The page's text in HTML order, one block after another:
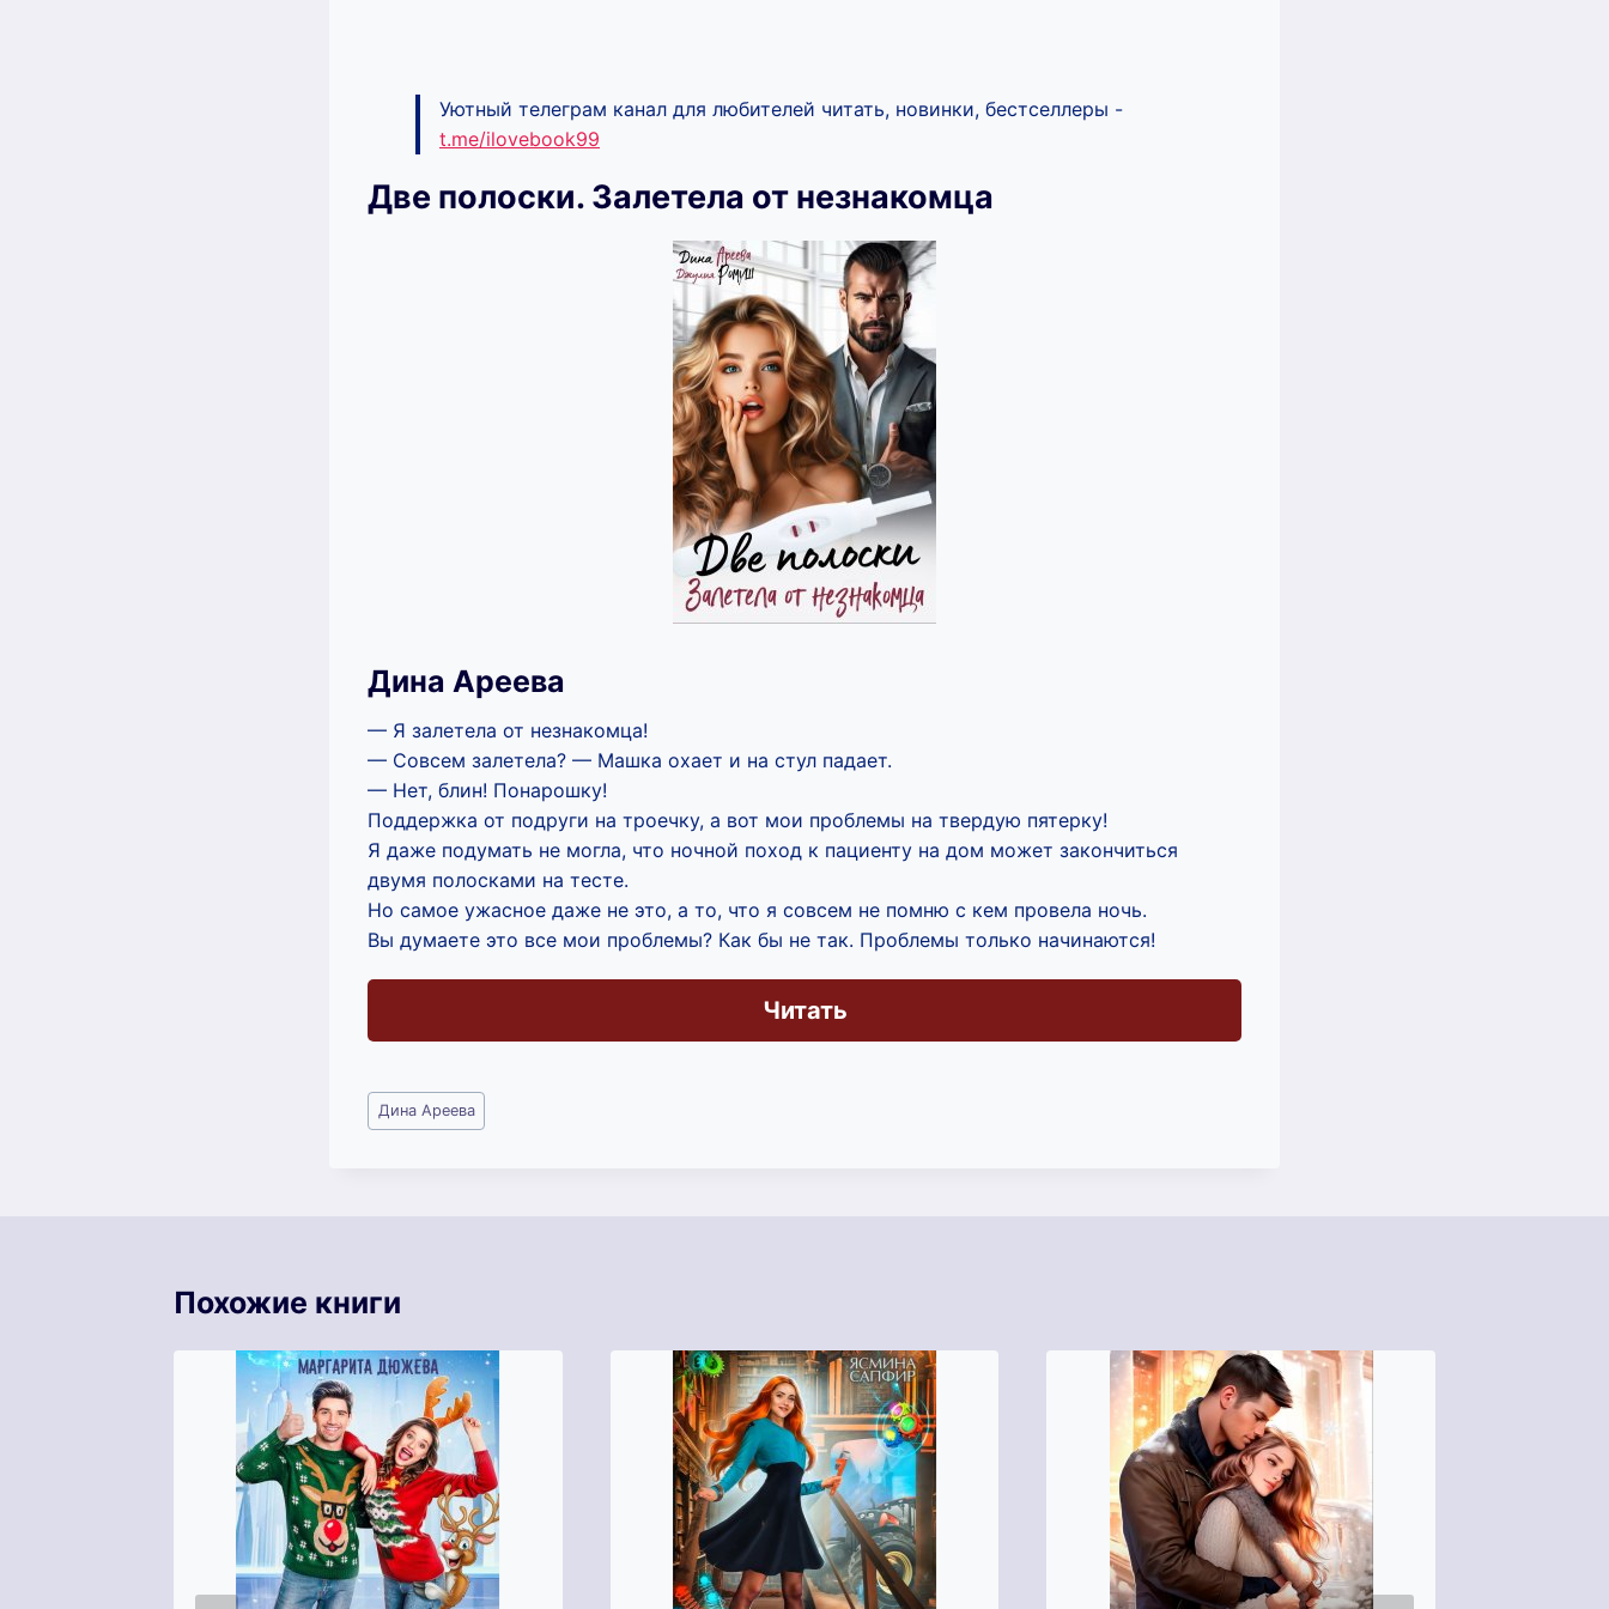
Уютный телеграм канал для любителей читать, новинки, бестселлеры -
t.me/ilovebook99
Две полоски. Залетела от незнакомца
Дина Ареева
— Я залетела от незнакомца!
— Совсем залетела? — Машка охает и на стул падает.
— Нет, блин! Понарошку!
Поддержка от подруги на троечку, а вот мои проблемы на твердую пятерку!
Я даже подумать не могла, что ночной поход к пациенту на дом может закончиться
двумя полосками на тесте.
Но самое ужасное даже не это, а то, что я совсем не помню с кем провела ночь.
Вы думаете это все мои проблемы? Как бы не так. Проблемы только начинаются!
Читать
Метки
записи:
Дина Ареева
Похожие книги